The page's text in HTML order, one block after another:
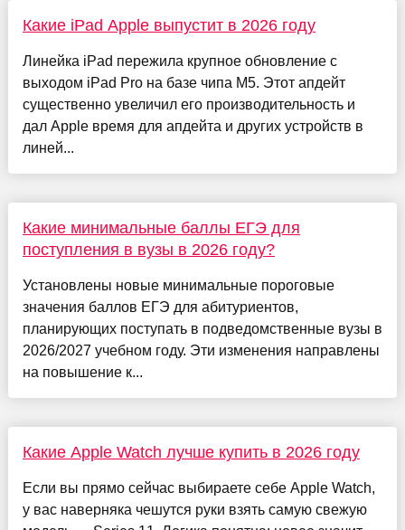
Какие iPad Apple выпустит в 2026 году
Линейка iPad пережила крупное обновление с
выходом iPad Pro на базе чипа М5. Этот апдейт
существенно увеличил его производительность и
дал Apple время для апдейта и других устройств в
линей...
Какие минимальные баллы ЕГЭ для
поступления в вузы в 2026 году?
Установлены новые минимальные пороговые
значения баллов ЕГЭ для абитуриентов,
планирующих поступать в подведомственные вузы в
2026/2027 учебном году. Эти изменения направлены
на повышение к...
Какие Apple Watch лучше купить в 2026 году
Если вы прямо сейчас выбираете себе Apple Watch,
у вас наверняка чешутся руки взять самую свежую